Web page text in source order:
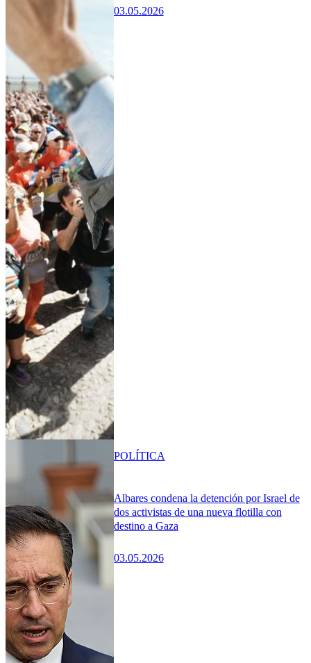
03.05.2026
Albares condena la detención por Israel de
dos activistas de una nueva flotilla con
destino a Gaza
03.05.2026
POLÍTICA